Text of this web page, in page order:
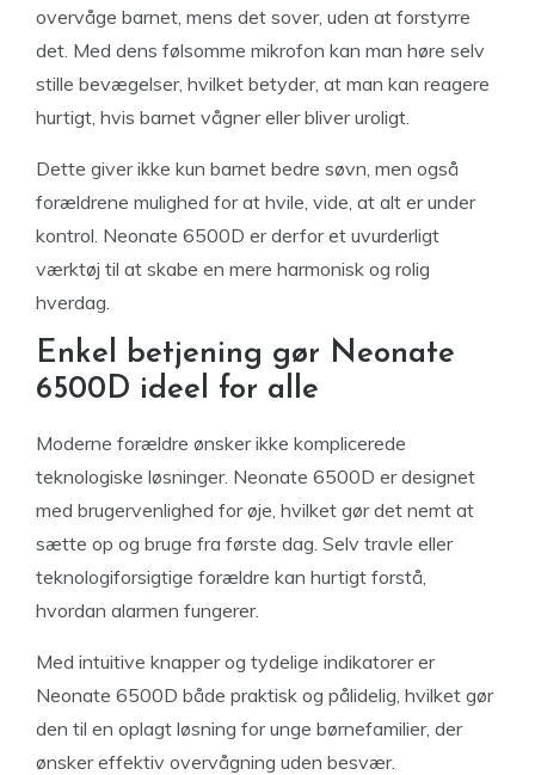
overvåge barnet, mens det sover, uden at forstyrre
det. Med dens følsomme mikrofon kan man høre selv
stille bevægelser, hvilket betyder, at man kan reagere
hurtigt, hvis barnet vågner eller bliver uroligt.
Dette giver ikke kun barnet bedre søvn, men også
forældrene mulighed for at hvile, vide, at alt er under
kontrol. Neonate 6500D er derfor et uvurderligt
værktøj til at skabe en mere harmonisk og rolig
hverdag.
Enkel betjening gør Neonate
6500D ideel for alle
Moderne forældre ønsker ikke komplicerede
teknologiske løsninger. Neonate 6500D er designet
med brugervenlighed for øje, hvilket gør det nemt at
sætte op og bruge fra første dag. Selv travle eller
teknologiforsigtige forældre kan hurtigt forstå,
hvordan alarmen fungerer.
Med intuitive knapper og tydelige indikatorer er
Neonate 6500D både praktisk og pålidelig, hvilket gør
den til en oplagt løsning for unge børnefamilier, der
ønsker effektiv overvågning uden besvær.